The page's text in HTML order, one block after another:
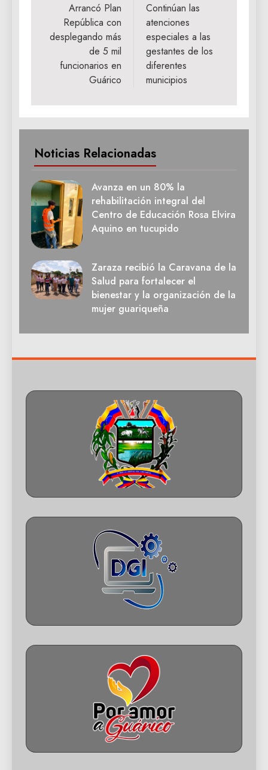
entradas
Arrancó Plan
República con
desplegando más
de 5 mil
funcionarios en
Guárico
Continúan las
atenciones
especiales a las
gestantes de los
diferentes
municipios
Noticias Relacionadas
Avanza en un 80% la
rehabilitación integral del
Centro de Educación Rosa Elvira
Aquino en tucupido
Zaraza recibió la Caravana de la
Salud para fortalecer el
bienestar y la organización de la
mujer guariqueña